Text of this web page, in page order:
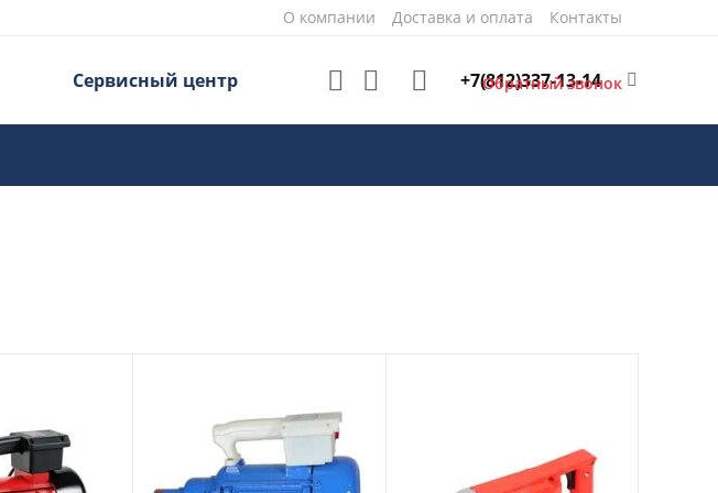
О компании Доставка и оплата Контакты
Сервисный центр +7(812)337-13-14
Обратный звонок